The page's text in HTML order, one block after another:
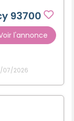
93700
l'annonce
07/2026